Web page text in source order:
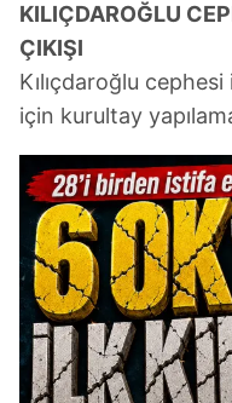
KILIÇDAROĞLU
ÇIKIŞI
Kılıçdaroğlu
için kurultay